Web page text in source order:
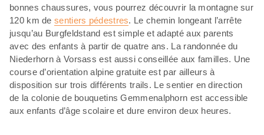
bonnes chaussures, vous pourrez découvrir la montagne sur
120 km de sentiers pédestres. Le chemin longeant l’arrête
jusqu’au Burgfeldstand est simple et adapté aux parents
avec des enfants à partir de quatre ans. La randonnée du
Niederhorn à Vorsass est aussi conseillée aux familles. Une
course d’orientation alpine gratuite est par ailleurs à
disposition sur trois différents trails. Le sentier en direction
de la colonie de bouquetins Gemmenalphorn est accessible
aux enfants d’âge scolaire et dure environ deux heures.